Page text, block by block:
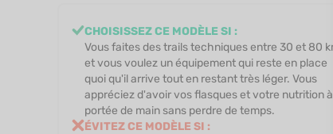
CHOISISSEZ CE MODÈLE SI :
Vous faites des trails techniques entre 30 et 80 km
et vous voulez un équipement qui reste en place
quoi qu'il arrive tout en restant très léger. Vous
appréciez d'avoir vos flasques et votre nutrition à
portée de main sans perdre de temps.
ÉVITEZ CE MODÈLE SI :